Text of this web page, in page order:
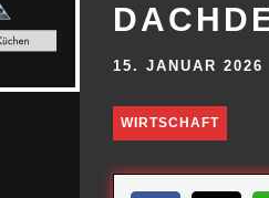
15. JANUAR 2026
WIRTSCHAFT